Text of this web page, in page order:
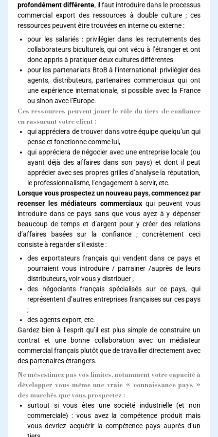
profondément différente, il faut introduire dans le processus
commercial export des ressources à double culture ; ces
ressources peuvent être trouvées en interne ou externe :
pour les salariés : privilégier dans les recrutements des
collaborateurs biculturels, qui ont vécu à l’étranger et ont
donc appris à pratiquer deux cultures différentes
pour les partenariats BtoB à l’international: privilégier des
agents, distributeurs, partenaires commerciaux qui ont
une expérience internationale, si possible avec la France
ou sinon avec l’Europe.
Ces ressources peuvent jouer le rôle du tiers de confiance
en rassurant votre client :
qui appréciera de trouver dans votre équipe quelqu’un qui
pense et fonctionne comme lui,
qui appréciera de négocier avec une entreprise locale (ou
ayant déjà des affaires dans son pays) et dont il peut
apprécier avec ses propres grilles d’analyse la réputation,
le professionnalisme, l’engagement à servir, etc.
Lorsque vous prospectez un nouveau pays, commencez par
recenser les médiateurs commerciaux qui peuvent vous
introduire dans ce pays sans que vous ayez à y dépenser
beaucoup de temps et d’argent pour y créer des relations
d’affaires basées sur la confiance ; concrètement ceci
consiste à regarder s’il existe :
des exportateurs français qui vendent dans ce pays et
pourraient vous introduire / parrainer /auprès de leurs
distributeurs, voir vous y distribuer ;
des négociants français spécialisés sur ce pays, qui
représentent d’autres entreprises françaises sur ces pays
;
des agents export, etc.
Gardez bien à l’esprit qu’il est plus simple de construire un
contrat et une bonne collaboration avec un médiateur
commercial français plutôt que de travailler directement avec
des partenaires étrangers.
Ne mésestimez pas vos limites, notamment votre capacité à
développer vous-même une vraie « connaissance pays »
des marchés que vous prospectez :
surtout si vous êtes une société industrielle (et non
commerciale) : vous avez la compétence produit mais
vous devriez acquérir la compétence pays auprès d’un